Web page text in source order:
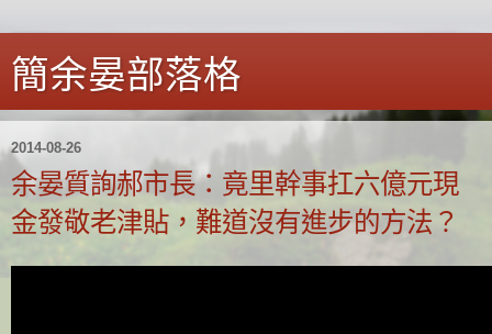
簡余晏部落格
2014-08-26
余晏質詢郝市長：竟里幹事扛六億元現
金發敬老津貼，難道沒有進步的方法？